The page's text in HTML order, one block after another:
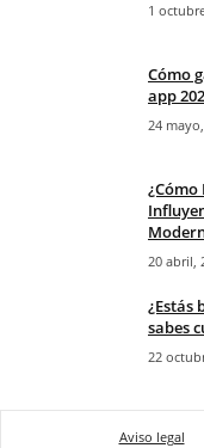
1
Cómo
app
24
20 abril,
¿Estás
sabes
22
Aviso legal